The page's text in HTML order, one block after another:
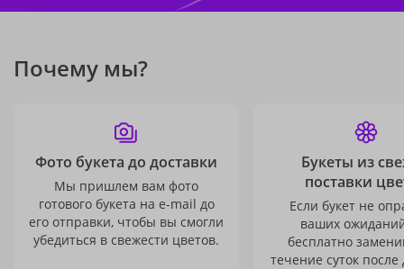
Почему мы?
Фото букета до доставки
Мы пришлем вам фото
готового букета на e-mail до
его отправки, чтобы вы смогли
убедиться в свежести цветов.
Букеты из
поставки
Если букет не
ваших
бесплатно
течение суток после